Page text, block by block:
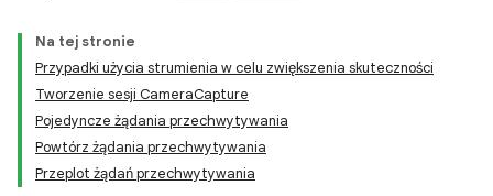
Na tej stronie
Przypadki użycia strumienia w celu zwiększenia skuteczności
Tworzenie sesji CameraCapture
Pojedyncze żądania przechwytywania
Powtórz żądania przechwytywania
Przeplot żądań przechwytywania